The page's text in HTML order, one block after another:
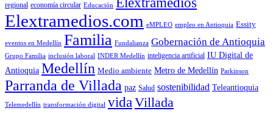
regional economía circular Educación
Elextramedios.com eMPLEO empleo en Antioquia Essity
eventos en Medellín Familia Fundalianza Gobernación de Antioquia
Grupo Familia inclusión laboral INDER Medellín inteligencia artificial IU Digital de
Antioquia Medellín Medio ambiente Metro de Medellín Parkinson
Parranda de Villada paz Salud sostenibilidad Teleantioquia
Telemedellín transformación digital vida Villada